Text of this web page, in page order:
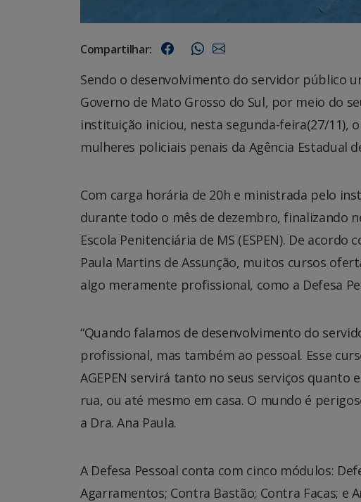
Compartilhar:
Sendo o desenvolvimento do servidor público
Governo de Mato Grosso do Sul, por meio do
instituição iniciou, nesta segunda-feira(27/11),
mulheres policiais penais da Agência Estadual
Com carga horária de 20h e ministrada pelo
durante todo o mês de dezembro, finalizando
Escola Penitenciária de MS (ESPEN). De
Paula Martins de Assunção, muitos cursos
algo meramente profissional, como a Defesa
“Quando falamos de desenvolvimento do
profissional, mas também ao pessoal. Esse
AGEPEN servirá tanto no seus serviços
rua, ou até mesmo em casa. O mundo é
a Dra. Ana Paula.
A Defesa Pessoal conta com cinco módulos:
Agarramentos; Contra Bastão; Contra Facas; e